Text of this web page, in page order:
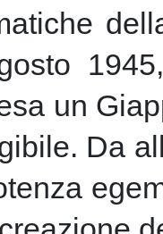
un
Da